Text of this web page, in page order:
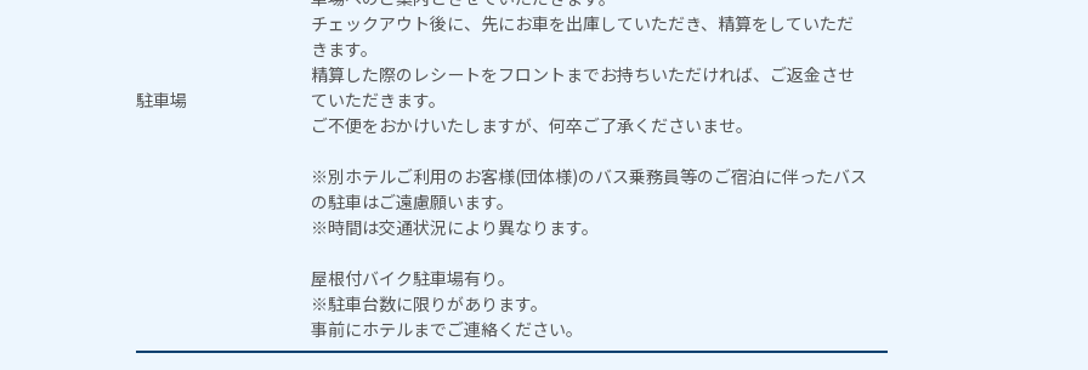
駐車場
チェックアウト後に、先にお車を出庫していただき、精算をしていただ
きます。
精算した際のレシートをフロントまでお持ちいただければ、ご返金させ
ていただきます。
ご不便をおかけいたしますが、何卒ご了承くださいませ。
※別ホテルご利用のお客様(団体様)のバス乗務員等のご宿泊に伴ったバス
の駐車はご遠慮願います。
※時間は交通状況により異なります。
屋根付バイク駐車場有り。
※駐車台数に限りがあります。
事前にホテルまでご連絡ください。